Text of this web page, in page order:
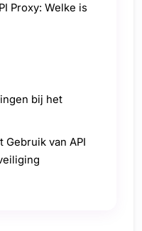
Proxy: Welke is
bij het
van API